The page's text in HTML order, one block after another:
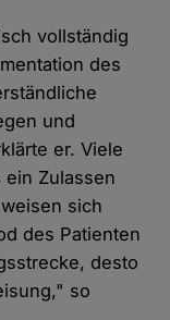
vollständig
des
und
er. Viele
Zulassen
sich
des Patienten
desto
so